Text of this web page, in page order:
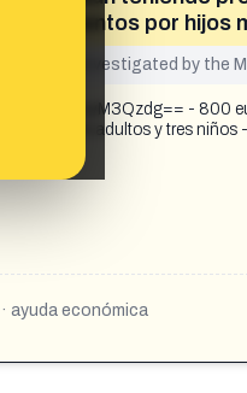
por hijos
yet been investigated by the
- 800
para dos adultos y tres
ayuda económica